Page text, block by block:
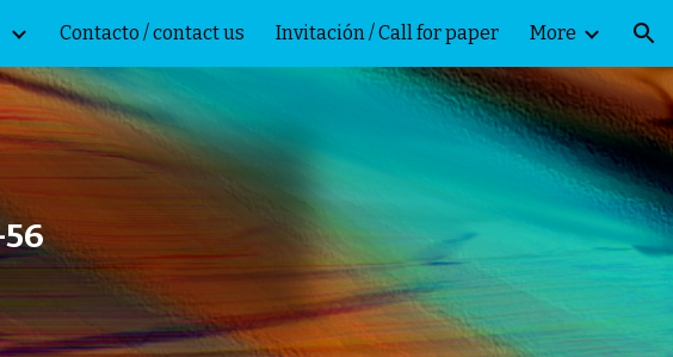
Skip to navigation
Contacto / contact us Invitación / Call for paper More